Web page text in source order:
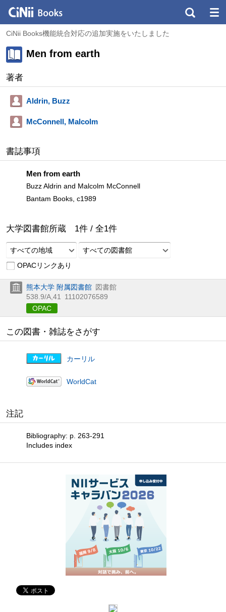
CiNii Books機能統合対応の追加実施をいたしました
Men from earth
著者
Aldrin, Buzz
McConnell, Malcolm
書誌事項
Men from earth
Buzz Aldrin and Malcolm McConnell
Bantam Books, c1989
大学図書館所蔵 1件 / 全1件
すべての地域
すべての図書館
OPACリンクあり
熊本大学 附属図書館 図書館
538.9/A,41
11102076589
OPAC
この図書・雑誌をさがす
カーリル
WorldCat
注記
Bibliography: p. 263-291
Includes index